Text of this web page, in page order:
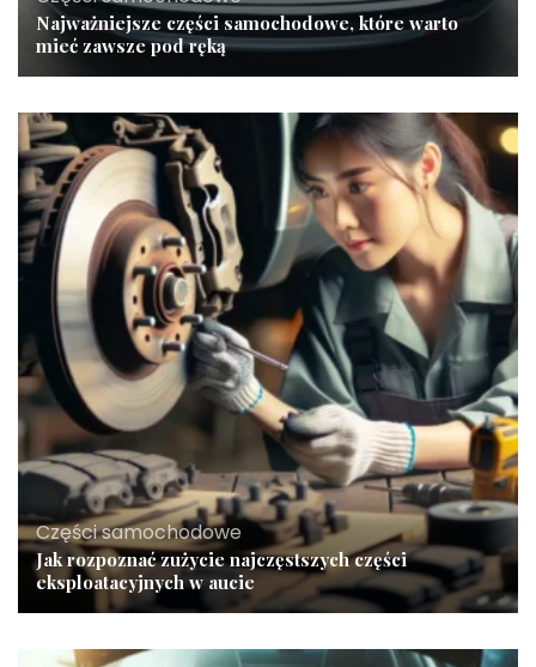
Najważniejsze części samochodowe, które warto
mieć zawsze pod ręką
Części samochodowe
Jak rozpoznać zużycie najczęstszych części
eksploatacyjnych w aucie